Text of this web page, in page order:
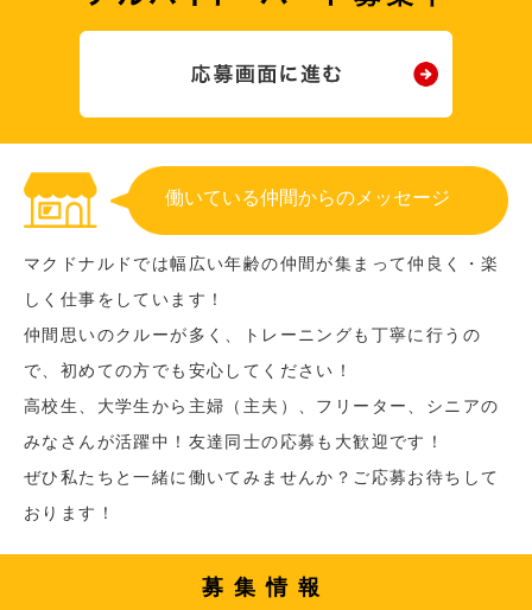
働いている仲間からのメッセージ
マクドナルドでは幅広い年齢の仲間が集まって仲良く・楽
しく仕事をしています！
仲間思いのクルーが多く、トレーニングも丁寧に行うの
で、初めての方でも安心してください！
高校生、大学生から主婦（主夫）、フリーター、シニアの
みなさんが活躍中！友達同士の応募も大歓迎です！
ぜひ私たちと一緒に働いてみませんか？ご応募お待ちして
おります！
募集情報